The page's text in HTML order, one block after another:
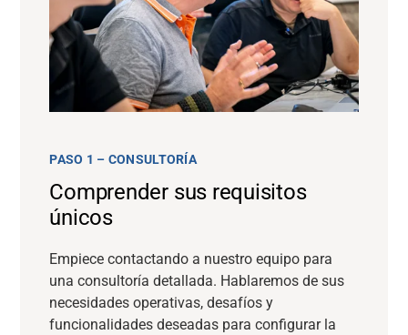
PASO 1 – CONSULTORÍA
Comprender sus requisitos
únicos
Empiece contactando a nuestro equipo para
una consultoría detallada. Hablaremos de sus
necesidades operativas, desafíos y
funcionalidades deseadas para configurar la